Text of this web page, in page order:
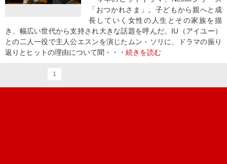
「おつかれさま」。子どもから親へと成
長していく女性の人生とその家族を描
き、幅広い世代から支持され大きな話題を呼んだ。IU（アイユー）
との二人一役で主人公エスンを演じたムン・ソリに、ドラマの振り
返りとヒットの理由について聞・・・ 続きを読む
1